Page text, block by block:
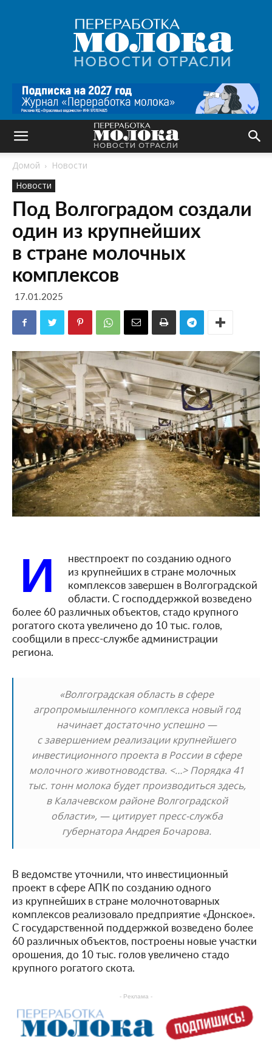
Переработка
молока
|
Новости
Домой
Новости
Новости
Под Волгоградом создали
один из крупнейших
в стране молочных
комплексов
17.01.2025
И
нвестпроект по созданию одного
из крупнейших в стране молочных
комплексов завершен в Волгоградской
области. С господдержкой возведено
более 60 различных объектов, стадо крупного
рогатого скота увеличено до 10 тыс. голов,
сообщили в пресс-службе администрации
региона.
«Волгоградская область в сфере
агропромышленного комплекса новый год
начинает достаточно успешно —
с завершением реализации крупнейшего
инвестиционного проекта в России в сфере
молочного животноводства. <…> Порядка 41
тыс. тонн молока будет производиться здесь,
в Калачевском районе Волгоградской
области», — цитирует пресс-служба
губернатора Андрея Бочарова.
В ведомстве уточнили, что инвестиционный
проект в сфере АПК по созданию одного
из крупнейших в стране молочнотоварных
комплексов реализовало предприятие «Донское».
С государственной поддержкой возведено более
60 различных объектов, построены новые участки
орошения, до 10 тыс. голов увеличено стадо
крупного рогатого скота.
- Реклама -